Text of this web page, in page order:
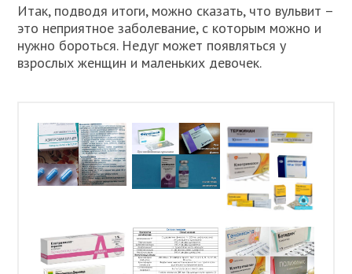
Итак, подводя итоги, можно сказать, что вульвит –
это неприятное заболевание, с которым можно и
нужно бороться. Недуг может появляться у
взрослых женщин и маленьких девочек.